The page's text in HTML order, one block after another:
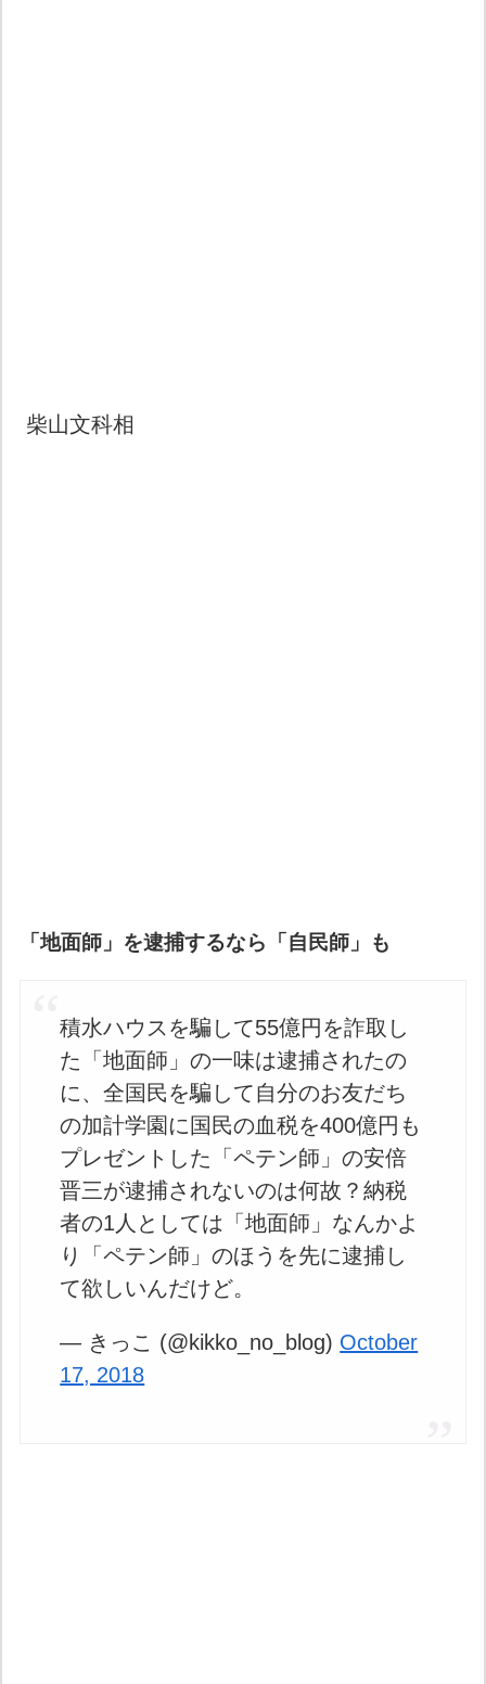
柴山文科相
「地面師」を逮捕するなら「自民師」も
積水ハウスを騙して55億円を詐取し
た「地面師」の一味は逮捕されたの
に、全国民を騙して自分のお友だち
の加計学園に国民の血税を400億円も
プレゼントした「ペテン師」の安倍
晋三が逮捕されないのは何故？納税
者の1人としては「地面師」なんかよ
り「ペテン師」のほうを先に逮捕し
て欲しいんだけど。
— きっこ (@kikko_no_blog) October
17, 2018